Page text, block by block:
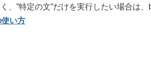
、”特定の文”だけを実行したい場合は、
い方